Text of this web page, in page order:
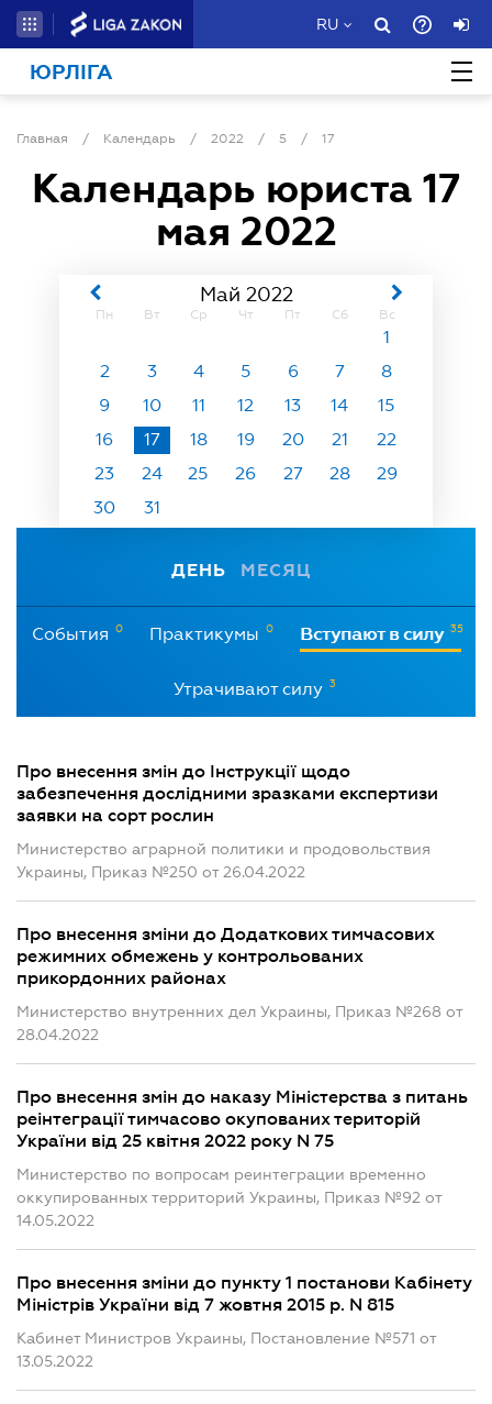
RU
ЮРЛІГА
Главная / Календарь / 2022 / 5 / 17
Календарь юриста 17
мая 2022
Май 2022
Пн Вт Ср Чт Пт Сб Вс
1
2
3 4 5 6 7
8
9
10 11 12 13 14
15
16
17 18 19 20 21
22
23
24 25 26 27 28
29
30
31
ДЕНЬ МЕСЯЦ
События 0 Практикумы 0 Вступают в силу 35
Утрачивают силу 3
Про внесення змін до Інструкції щодо
забезпечення дослідними зразками експертизи
заявки на сорт рослин
Министерство аграрной политики и продовольствия
Украины, Приказ №250 от 26.04.2022
Про внесення зміни до Додаткових тимчасових
режимних обмежень у контрольованих
прикордонних районах
Министерство внутренних дел Украины, Приказ №268 от
28.04.2022
Про внесення змін до наказу Міністерства з питань
реінтеграції тимчасово окупованих територій
України від 25 квітня 2022 року N 75
Министерство по вопросам реинтеграции временно
оккупированных территорий Украины, Приказ №92 от
14.05.2022
Про внесення зміни до пункту 1 постанови Кабінету
Міністрів України від 7 жовтня 2015 р. N 815
Кабинет Министров Украины, Постановление №571 от
13.05.2022